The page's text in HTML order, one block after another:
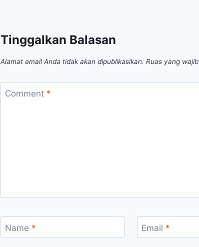
Tinggalkan Balasan
Alamat email Anda tidak akan dipublikasikan. Ruas yang
Comment *
Name * Email *